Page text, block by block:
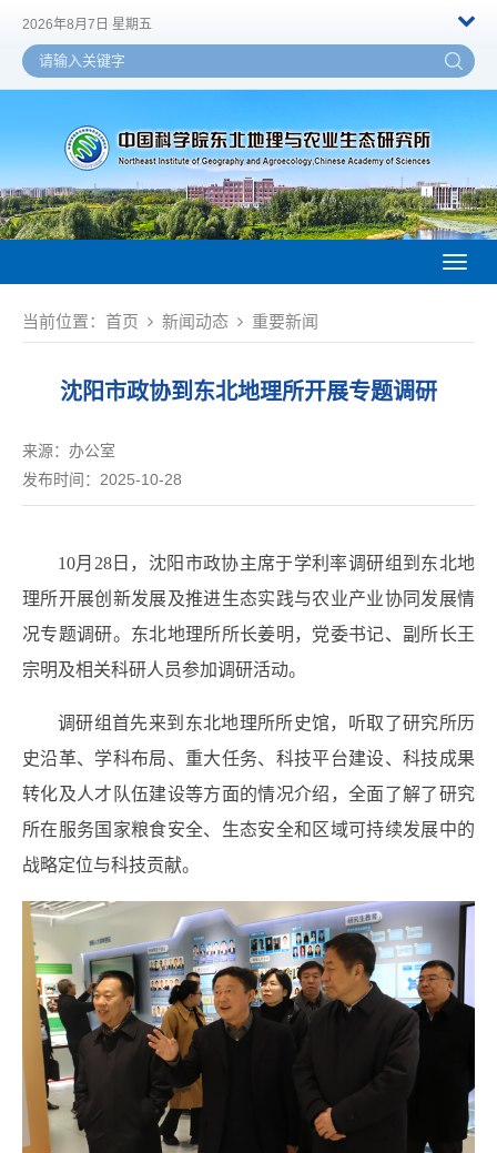
2026年8月7日 星期五
当前位置： 首页 新闻动态 重要新闻
沈阳市政协到东北地理所开展专题调研
来源： 办公室
发布时间：2025-10-28
10月 28日，沈阳市政协主席于学利率调研组到东北地
理所开展创新发展及推进生态实践与农业产业协同发展情
况专题调研。东北地理所所长姜明，党委书记、副所长王
宗明及相关科研人员参加调研活动。
调研组首先来到东北地理所所史馆，听取了研究所历
史沿革、学科布局、重大任务、科技平台建设、科技成果
转化及人才队伍建设等方面的情况介绍，全面了解了研究
所在服务国家粮食安全、生态安全和区域可持续发展中的
战略定位与科技贡献。